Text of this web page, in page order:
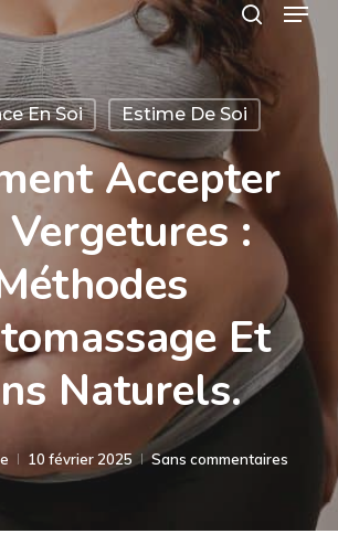
search
En Soi Estime De Soi
Accepter
Vergetures :
Et
Naturels.
10 février 2025 Sans commentaires
Close